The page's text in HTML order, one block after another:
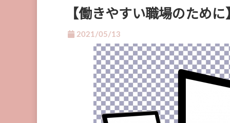
【働きやすい職場のため
2021/05/13